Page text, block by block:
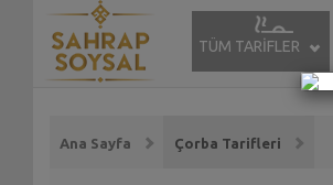
TÜM TARİFLER
Ana Sayfa Çorba Tarifleri